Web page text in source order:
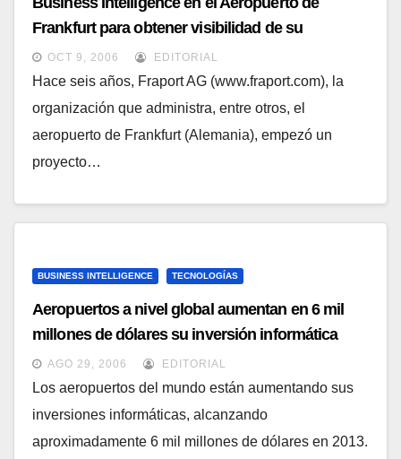
Frankfurt para obtener visibilidad de su
información de tráfico
OCT 9, 2006 EDITORIAL
Hace seis años, Fraport AG (www.fraport.com), la
organización que administra, entre otros, el
aeropuerto de Frankfurt (Alemania), empezó un
proyecto…
BUSINESS INTELLIGENCE TECNOLOGÍAS
Aeropuertos a nivel global aumentan en 6 mil
millones de dólares su inversión informática
durante 2013, según encuesta de
SITA/ACI/Airline Business
AGO 29, 2006 EDITORIAL
Los aeropuertos del mundo están aumentando sus
inversiones informáticas, alcanzando
aproximadamente 6 mil millones de dólares en 2013.